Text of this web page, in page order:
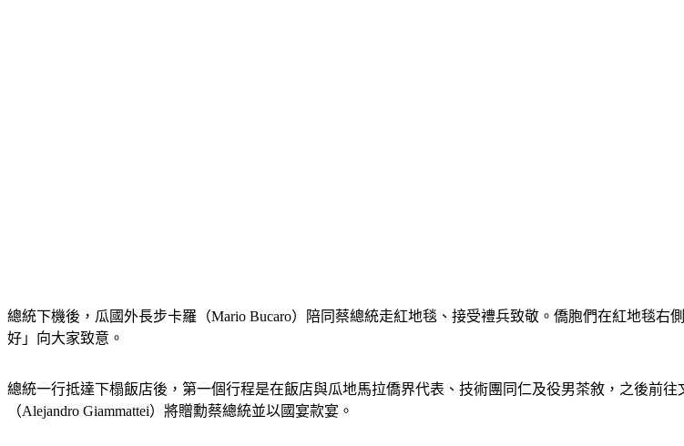
總統下機後，瓜國外長步卡羅（Mario Bucaro）陪同蔡總統走紅地毯、接受禮兵致敬。僑胞們在紅地毯
好」向大家致意。
總統一行抵達下榻飯店後，第一個行程是在飯店與瓜地馬拉僑界代表、技術團同仁及役男茶敘，之後前
（Alejandro Giammattei）將贈勳蔡總統並以國宴款宴。